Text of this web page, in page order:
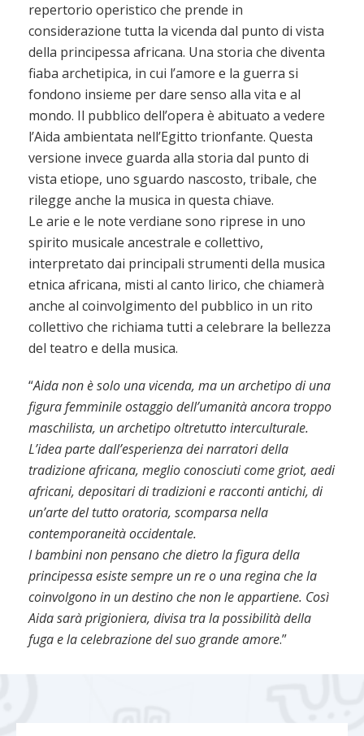
repertorio operistico che prende in
considerazione tutta la vicenda dal punto di vista
della principessa africana. Una storia che diventa
fiaba archetipica, in cui l’amore e la guerra si
fondono insieme per dare senso alla vita e al
mondo. Il pubblico dell’opera è abituato a vedere
l’Aida ambientata nell’Egitto trionfante. Questa
versione invece guarda alla storia dal punto di
vista etiope, uno sguardo nascosto, tribale, che
rilegge anche la musica in questa chiave.
Le arie e le note verdiane sono riprese in uno
spirito musicale ancestrale e collettivo,
interpretato dai principali strumenti della musica
etnica africana, misti al canto lirico, che chiamerà
anche al coinvolgimento del pubblico in un rito
collettivo che richiama tutti a celebrare la bellezza
del teatro e della musica.
“Aida non è solo una vicenda, ma un archetipo di una
figura femminile ostaggio dell’umanità ancora troppo
maschilista, un archetipo oltretutto interculturale.
L’idea parte dall’esperienza dei narratori della
tradizione africana, meglio conosciuti come griot, aedi
africani, depositari di tradizioni e racconti antichi, di
un’arte del tutto oratoria, scomparsa nella
contemporaneità occidentale.
I bambini non pensano che dietro la figura della
principessa esiste sempre un re o una regina che la
coinvolgono in un destino che non le appartiene. Così
Aida sarà prigioniera, divisa tra la possibilità della
fuga e la celebrazione del suo grande amore.”